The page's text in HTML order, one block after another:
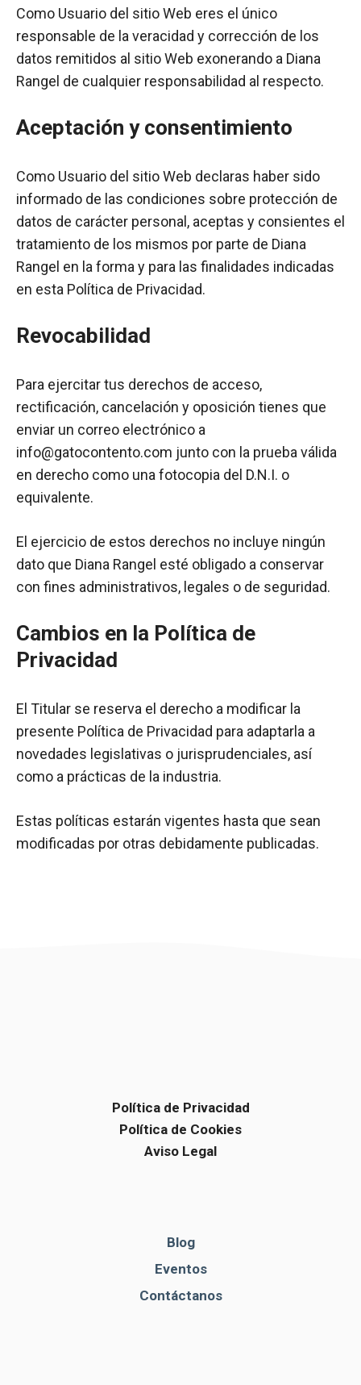
Como Usuario del sitio Web eres el único
responsable de la veracidad y corrección de los
datos remitidos al sitio Web exonerando a Diana
Rangel de cualquier responsabilidad al respecto.
Aceptación y consentimiento
Como Usuario del sitio Web declaras haber sido
informado de las condiciones sobre protección de
datos de carácter personal, aceptas y consientes el
tratamiento de los mismos por parte de Diana
Rangel en la forma y para las finalidades indicadas
en esta Política de Privacidad.
Revocabilidad
Para ejercitar tus derechos de acceso,
rectificación, cancelación y oposición tienes que
enviar un correo electrónico a
info@gatocontento.com junto con la prueba válida
en derecho como una fotocopia del D.N.I. o
equivalente.
El ejercicio de estos derechos no incluye ningún
dato que Diana Rangel esté obligado a conservar
con fines administrativos, legales o de seguridad.
Cambios en la Política de
Privacidad
El Titular se reserva el derecho a modificar la
presente Política de Privacidad para adaptarla a
novedades legislativas o jurisprudenciales, así
como a prácticas de la industria.
Estas políticas estarán vigentes hasta que sean
modificadas por otras debidamente publicadas.
Política de Privacidad
Política de Cookies
Aviso Legal
Blog
Eventos
Contáctanos